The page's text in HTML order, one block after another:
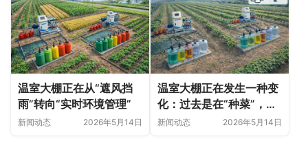
温室大棚正在从“遮风挡
雨”转向“实时环境管理”
新闻动态 2026年5月14日
温室大棚正在发生一种变
化：过去是在“种菜”，现
在更像在“管理一个微型
新闻动态 2026年5月14日